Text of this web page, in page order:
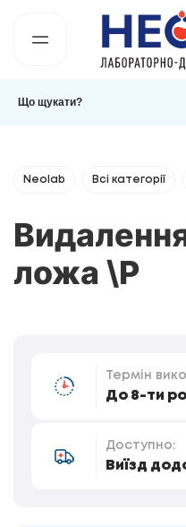
Neolab Всі категорії
ложа \Р
Термін
До 8-ти
Доступно:
Виїзд